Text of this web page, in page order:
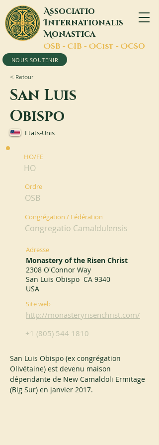
Associatio
Internationalis
Monastica
OSB - CIB - OCist - OCSO
NOUS SOUTENIR
< Retour
San Luis
Obispo
Etats-Unis
HO/FE
HO
Ordre
OSB
Congrégation / Fédération
Congregatio Camaldulensis
Adresse
Monastery of the Risen Christ
2308 O'Connor Way
San Luis Obispo CA 9340
USA
Site web
http://monasteryrisenchrist.com/
+1 (805) 544 1810
San Luis Obispo (ex congrégation
Olivétaine) est devenu maison
dépendante de New Camaldoli Ermitage
(Big Sur) en janvier 2017.